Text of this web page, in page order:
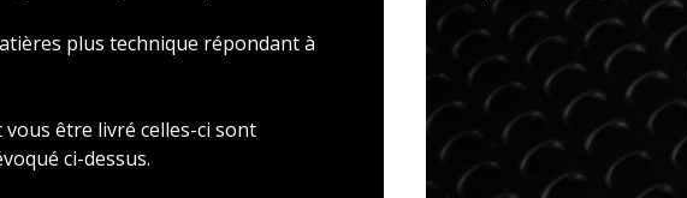
plus technique répondant à
être livré celles-ci sont
ci-dessus.